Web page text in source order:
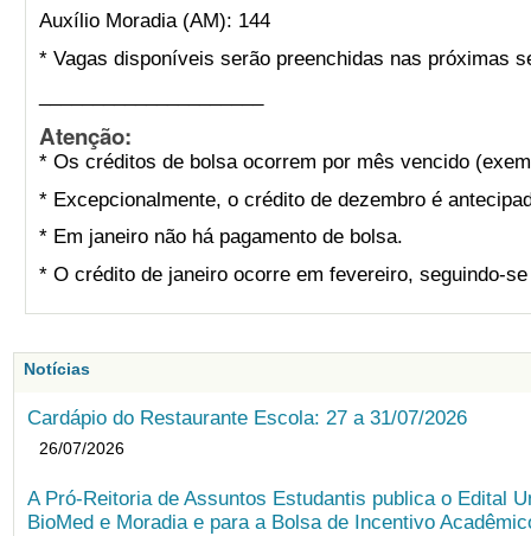
Auxílio Moradia (AM): 144
* Vagas disponíveis serão preenchidas nas próximas
Atenção:
* Os créditos de bolsa ocorrem por mês vencido
* Excepcionalmente, o crédito de dezembro é
* Em janeiro não há pagamento de bolsa.
* O crédito de janeiro ocorre em fevereiro, seguindo-
Notícias
Cardápio do Restaurante Escola: 27 a 31/07/2026
26/07/2026
A Pró-Reitoria de Assuntos Estudantis publica o Edital
BioMed e Moradia e para a Bolsa de Incentivo